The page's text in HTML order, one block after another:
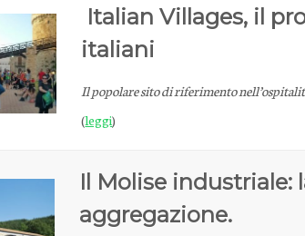
Italian Villages, il
italiani​
Il popolare sito di riferimento
(leggi)
Il Molise industriale:
aggregazione.